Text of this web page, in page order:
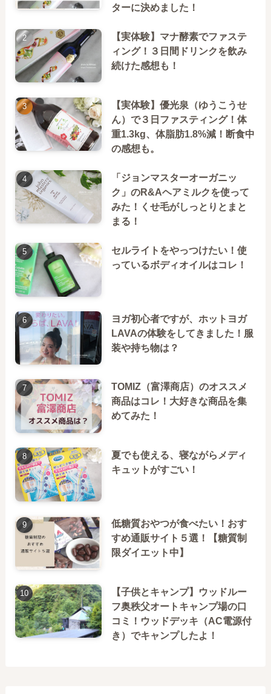
ターに決めました！
【実体験】マナ酵素でファステ
ィング！３日間ドリンクを飲み
続けた感想も！
【実体験】優光泉（ゆうこうせ
ん）で３日ファスティング！体
重1.3kg、体脂肪1.8%減！断食中
の感想も。
「ジョンマスターオーガニッ
ク」のR&Aヘアミルクを使って
みた！くせ毛がしっとりとまと
まる！
セルライトをやっつけたい！使
っているボディオイルはコレ！
ヨガ初心者ですが、ホットヨガ
LAVAの体験をしてきました！服
装や持ち物は？
TOMIZ（富澤商店）のオススメ
商品はコレ！大好きな商品を集
めてみた！
夏でも使える、寝ながらメディ
キュットがすごい！
低糖質おやつが食べたい！おす
すめ通販サイト５選！【糖質制
限ダイエット中】
【子供とキャンプ】ウッドルー
フ奥秩父オートキャンプ場の口
コミ！ウッドデッキ（AC電源付
き）でキャンプしたよ！